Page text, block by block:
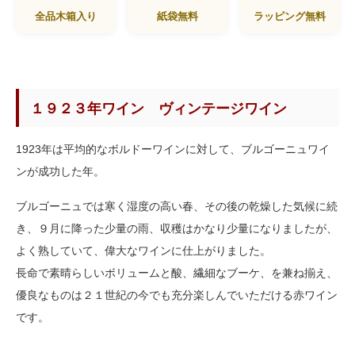
全品木箱入り 紙袋無料 ラッピング無料
１９２３年ワイン ヴィンテージワイン
1923年は平均的なボルドーワインに対して、ブルゴーニュワイ
ンが成功した年。
ブルゴーニュでは寒く湿度の高い春、その後の乾燥した気候に続
き、９月に降った少量の雨、収穫はかなり少量になりましたが、
よく熟していて、偉大なワインに仕上がりました。
長命で素晴らしいボリュームと酸、繊細なブーケ、を兼ね揃え、
優良なものは２１世紀の今でも充分楽しんでいただける赤ワイン
です。